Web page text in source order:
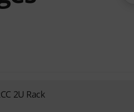
2U Rack